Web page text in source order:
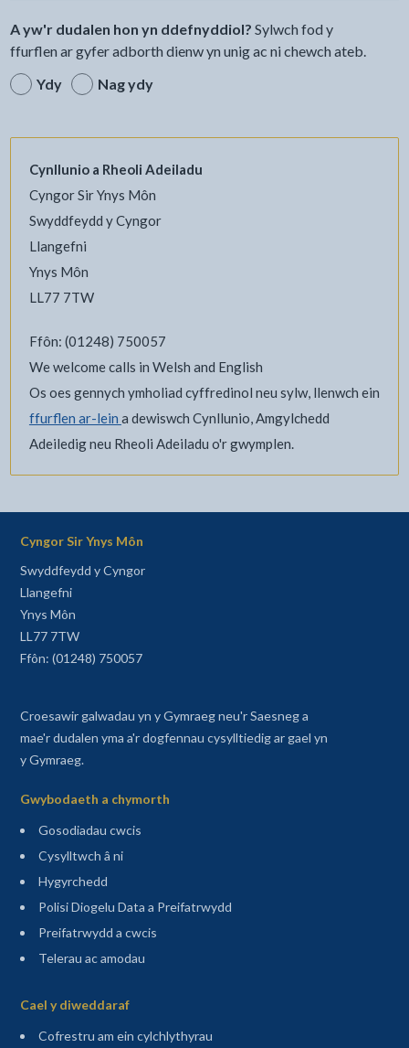
A yw'r dudalen hon yn ddefnyddiol? Sylwch fod y
ffurflen ar gyfer adborth dienw yn unig ac ni chewch ateb.
Ydy
Nag ydy
Cynllunio a Rheoli Adeiladu
Cyngor Sir Ynys Môn
Swyddfeydd y Cyngor
Llangefni
Ynys Môn
LL77 7TW
Ffôn: (01248) 750057
We welcome calls in Welsh and English
Os oes gennych ymholiad cyffredinol neu sylw, llenwch ein
ffurflen ar-lein a dewiswch Cynllunio, Amgylchedd
Adeiledig neu Rheoli Adeiladu o'r gwymplen.
Cyngor Sir Ynys Môn
Swyddfeydd y Cyngor
Llangefni
Ynys Môn
LL77 7TW
Ffôn: (01248) 750057
Croesawir galwadau yn y Gymraeg neu'r Saesneg a
mae'r dudalen yma a'r dogfennau cysylltiedig ar gael yn
y Gymraeg.
Gwybodaeth a chymorth
Gosodiadau cwcis
Cysylltwch â ni
Hygyrchedd
Polisi Diogelu Data a Preifatrwydd
Preifatrwydd a cwcis
Telerau ac amodau
Cael y diweddaraf
Cofrestru am ein cylchlythyrau(agor mewn tab newydd)